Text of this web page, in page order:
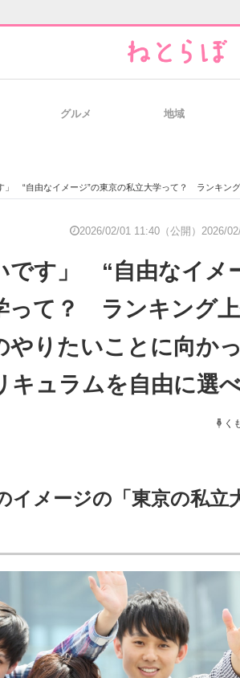
の総合サイト
ス専門サイト 電子設計の基本と応用
グルメ 地域
ージ”の東京の私立大学って？ ランキング上位に学生の声「自分のやりたいことに向かってる人が多い
2026/02/01 11:40（公開） 2026/
です」 “自由なイメ
って？ ランキング
やりたいことに向か
キュラムを自由に選べ
く
イメージの「東京の私立